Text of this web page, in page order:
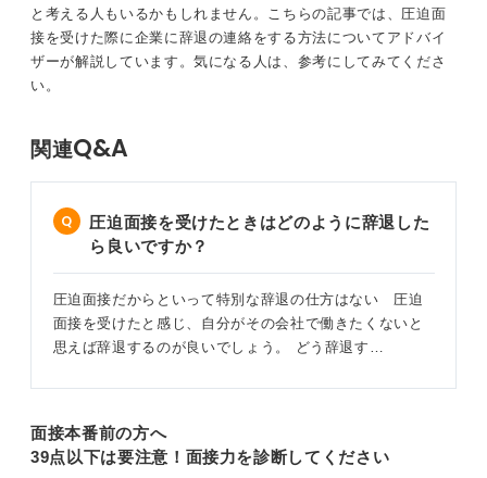
と考える人もいるかもしれません。こちらの記事では、圧迫面
接を受けた際に企業に辞退の連絡をする方法についてアドバイ
ザーが解説しています。気になる人は、参考にしてみてくださ
い。
関連Q&A
圧迫面接を受けたときはどのように辞退した
ら良いですか？
圧迫面接だからといって特別な辞退の仕方はない 圧迫
面接を受けたと感じ、自分がその会社で働きたくないと
思えば辞退するのが良いでしょう。 どう辞退す…
面接本番前の方へ
39点以下は要注意！面接力を診断してください